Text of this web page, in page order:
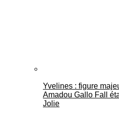
Yvelines : figure
Amadou Gallo Fall
Jolie